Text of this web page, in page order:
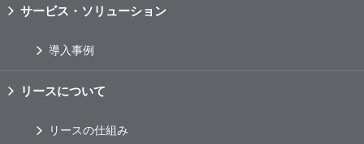
サービス・ソリューション
導入事例
リースについて
リースの仕組み